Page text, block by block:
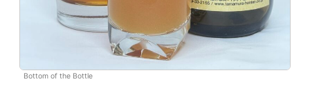
Bottom of the Bottle